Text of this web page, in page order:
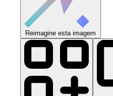
Reimagine esta imagem